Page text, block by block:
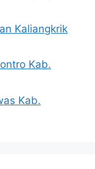
Kaliangkrik
Kab.
Kab.